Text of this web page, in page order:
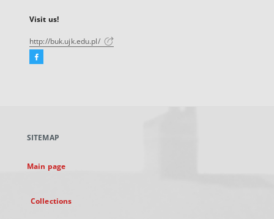
Visit us!
http://buk.ujk.edu.pl/
Facebook
new
SITEMAP
Main page
Collections